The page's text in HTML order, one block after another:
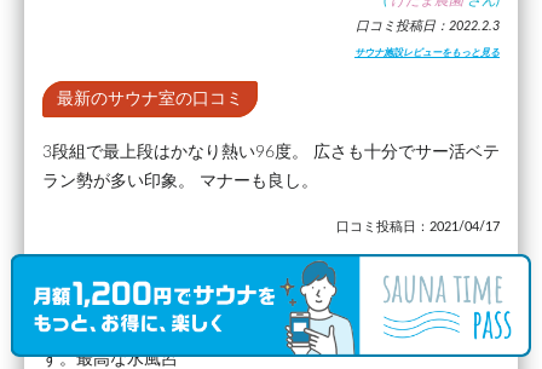
口コミ投稿日：2022.2.3
サウナ施設レビューをもっと見る
最新のサウナ室の口コミ
3段組で最上段はかなり熱い96度。 広さも十分でサー活ベテ
ラン勢が多い印象。 マナーも良し。
口コミ投稿日：2021/04/17
バイブラ付きの水風呂だから体感常に14〜15℃キンキンで
す。最高な水風呂